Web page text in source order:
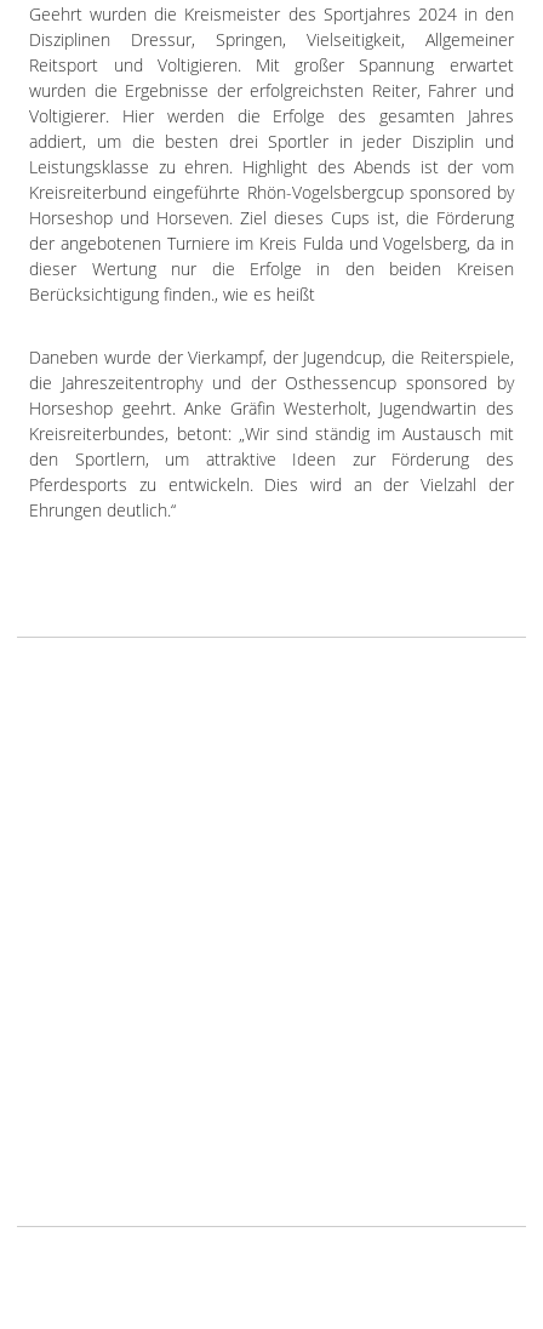
Geehrt wurden die Kreismeister des Sportjahres 2024 in den
Disziplinen Dressur, Springen, Vielseitigkeit, Allgemeiner
Reitsport und Voltigieren. Mit großer Spannung erwartet
wurden die Ergebnisse der erfolgreichsten Reiter, Fahrer und
Voltigierer. Hier werden die Erfolge des gesamten Jahres
addiert, um die besten drei Sportler in jeder Disziplin und
Leistungsklasse zu ehren. Highlight des Abends ist der vom
Kreisreiterbund eingeführte Rhön-Vogelsbergcup sponsored by
Horseshop und Horseven. Ziel dieses Cups ist, die Förderung
der angebotenen Turniere im Kreis Fulda und Vogelsberg, da in
dieser Wertung nur die Erfolge in den beiden Kreisen
Berücksichtigung finden., wie es heißt
Daneben wurde der Vierkampf, der Jugendcup, die Reiterspiele,
die Jahreszeitentrophy und der Osthessencup sponsored by
Horseshop geehrt. Anke Gräfin Westerholt, Jugendwartin des
Kreisreiterbundes, betont: „Wir sind ständig im Austausch mit
den Sportlern, um attraktive Ideen zur Förderung des
Pferdesports zu entwickeln. Dies wird an der Vielzahl der
Ehrungen deutlich.“